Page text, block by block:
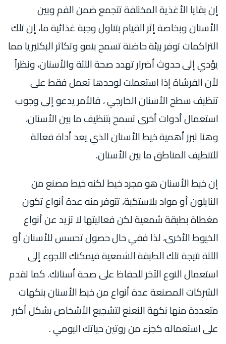
إن بقايا الأغذية المختلفة تتجمع ضمن الفم وبين
الأسنان وبخاصة إثر القيام بتناول وجبة غذائية ما، إن تلك
التراكمات توفر بيئة حاضنة تسمح بنمو وتكاثر البكتيريا مما
يؤدي إلى حدوث أضرار تهدد صحة اللثة والأسنان، ونظراً
لأن الفرشاة إذا استعملت لوحدها تعمل فقط على
تنظيف سطح الأسنان الخارجي ، فالأمر يدعو إلى وجوب
استعمال أدوات أخرى تسمح بتنظيف ما بين الأسنان،
وهنا تبرز أهمية خيط الأسنان الذي يعد أداة فعالة
للتنظيف المناطق ما بين الأسنان.
إن خيط الأسنان هو مجرد خيط لكنه خيط مصنع من
النايلون أو مواد بلاستكية، تتوفر منه عدة أنواع تكون
مغطاة بطبقة شمعية لكن فعاليتها لا تزيد عن أنواع
الخيوط الأخرى، لذا ففي حال حصول تحسس للأسنان أو
اللثة نتيجة تلك الطبقة الشمعية فيمكنك اللجوء إلى
استعمال النوع الآخر للحفاظ على صحة أسنانك. كما تقدم
الشركات المصنعة عدة أنواع من خيط الأسنان بنكهات
متعددة منها نكهة النعنع لتشجيع الأشخاص بشكل أكبر
على استعماله كجزء من روتين حياتك اليومي .